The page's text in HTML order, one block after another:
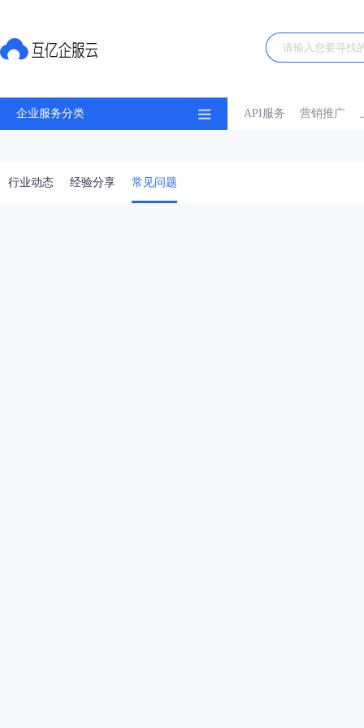
企业服务分类 API服务 营销推广
行业动态 经验分享 常见问题